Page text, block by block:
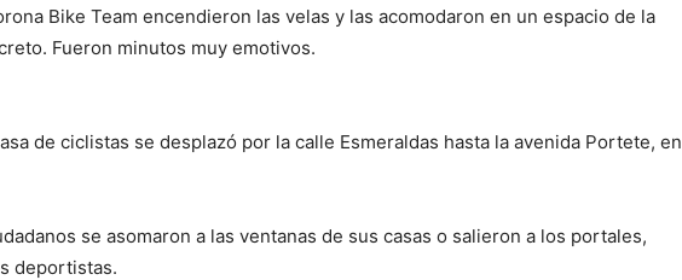
Bike Team encendieron las velas y las acomodaron en un espacio de la
Fueron minutos muy emotivos.
de ciclistas se desplazó por la calle Esmeraldas hasta la avenida Portete, en
se asomaron a las ventanas de sus casas o salieron a los portales,
deportistas.